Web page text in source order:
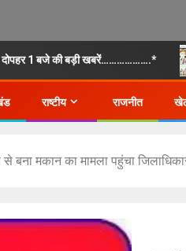
1 बजे की बड़ी खबरें……………….*
राष्टीय राजनीत
मकान का मामला पहुंचा